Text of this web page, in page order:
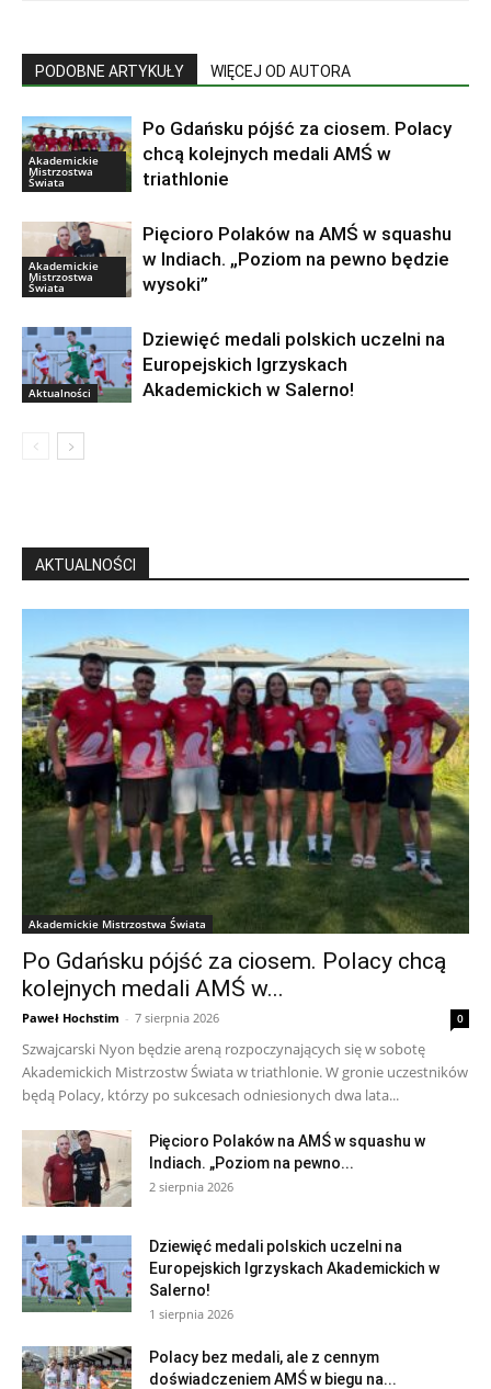
PODOBNE ARTYKUŁY WIĘCEJ OD AUTORA
Akademickie
Mistrzostwa
Świata
Po Gdańsku pójść za ciosem. Polacy
chcą kolejnych medali AMŚ w
triathlonie
Akademickie
Mistrzostwa
Świata
Pięcioro Polaków na AMŚ w squashu
w Indiach. „Poziom na pewno będzie
wysoki”
Aktualności
Dziewięć medali polskich uczelni na
Europejskich Igrzyskach
Akademickich w Salerno!
AKTUALNOŚCI
Akademickie Mistrzostwa Świata
Po Gdańsku pójść za ciosem. Polacy chcą
kolejnych medali AMŚ w...
Paweł Hochstim - 7 sierpnia 2026 0
Szwajcarski Nyon będzie areną rozpoczynających się w sobotę
Akademickich Mistrzostw Świata w triathlonie. W gronie uczestników
będą Polacy, którzy po sukcesach odniesionych dwa lata...
Pięcioro Polaków na AMŚ w squashu w
Indiach. „Poziom na pewno...
2 sierpnia 2026
Dziewięć medali polskich uczelni na
Europejskich Igrzyskach Akademickich w
Salerno!
1 sierpnia 2026
Polacy bez medali, ale z cennym
doświadczeniem AMŚ w biegu na...